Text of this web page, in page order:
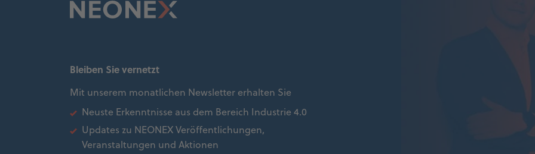
Bleiben Sie vernetzt
Mit unserem monatlichen Newsletter erhalten Sie
Neuste Erkenntnisse aus dem Bereich Industrie 4.0
Updates zu NEONEX Veröffentlichungen,
Veranstaltungen und Aktionen